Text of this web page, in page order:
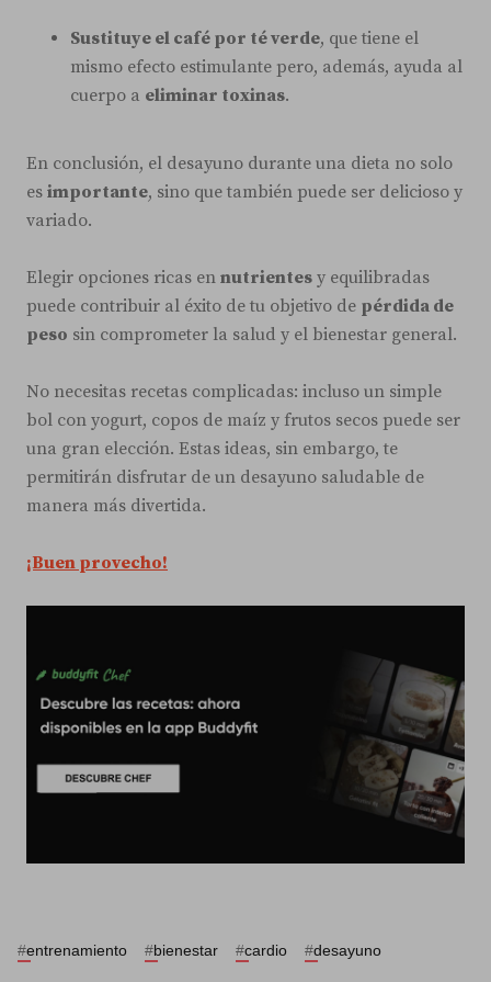
Sustituye el café por té verde, que tiene el
mismo efecto estimulante pero, además, ayuda al
cuerpo a eliminar toxinas.
En conclusión, el desayuno durante una dieta no solo
es importante, sino que también puede ser delicioso y
variado.
Elegir opciones ricas en nutrientes y equilibradas
puede contribuir al éxito de tu objetivo de pérdida de
peso sin comprometer la salud y el bienestar general.
No necesitas recetas complicadas: incluso un simple
bol con yogurt, copos de maíz y frutos secos puede ser
una gran elección. Estas ideas, sin embargo, te
permitirán disfrutar de un desayuno saludable de
manera más divertida.
¡Buen provecho!
#entrenamiento #bienestar #cardio #desayuno